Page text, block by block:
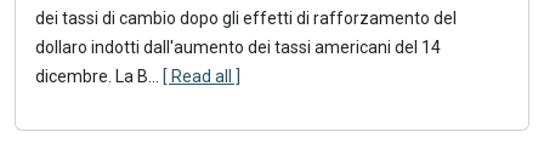
dei tassi di cambio dopo gli effetti di rafforzamento del
dollaro indotti dall'aumento dei tassi americani del 14
dicembre. La B...
[ Read all ]